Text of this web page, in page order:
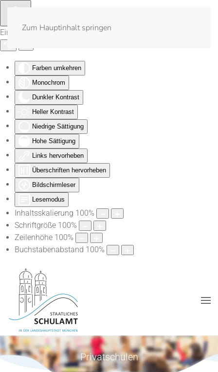
Eingabehilfen öffnen
Farben umkehren
Monochrom
Dunkler Kontrast
Heller Kontrast
Niedrige Sättigung
Hohe Sättigung
Links hervorheben
Überschriften hervorheben
Bildschirmleser
Lesemodus
Inhaltsskalierung 100%
Schriftgröße 100%
Zeilenhöhe 100%
Buchstabenabstand 100%
Zum Hauptinhalt springen
Privatschulen